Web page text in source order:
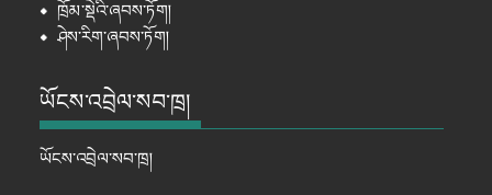
⦁ ཁྲོམ་སྡེའི་ཞབས་ཏོག།
⦁ཤེས་རིག་ཞབས་ཏོག།
ཡོངས་འབྲེལ་སབ་ཁྲ།
ཡོངས་འབྲེལ་སབ་ཁྲ།